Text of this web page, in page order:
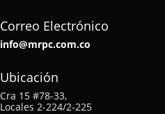
Correo Electrónico
info@mrpc.com.co
Ubicación
Cra 15 #78-33,
Locales 2-224/2-225